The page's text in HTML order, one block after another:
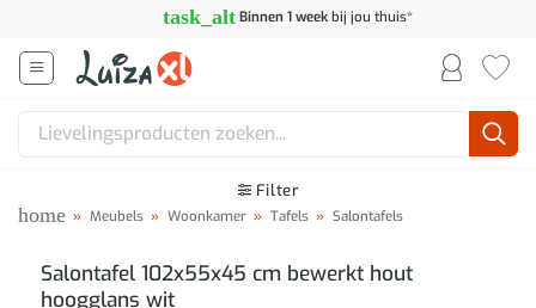
inhoud
task_alt Binnen 1 weekbij jou thuis*
Zoeken
Filter
home » Meubels » Woonkamer » Tafels » Salontafels
Salontafel 102x55x45 cm bewerkt hout
hoogglans wit